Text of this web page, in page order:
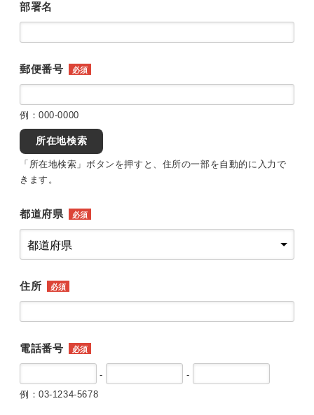
部署名
郵便番号 必須
例：000-0000
所在地検索
「所在地検索」ボタンを押すと、住所の一部を自動的に入力で
きます。
都道府県 必須
住所 必須
電話番号 必須
-
-
例：03-1234-5678